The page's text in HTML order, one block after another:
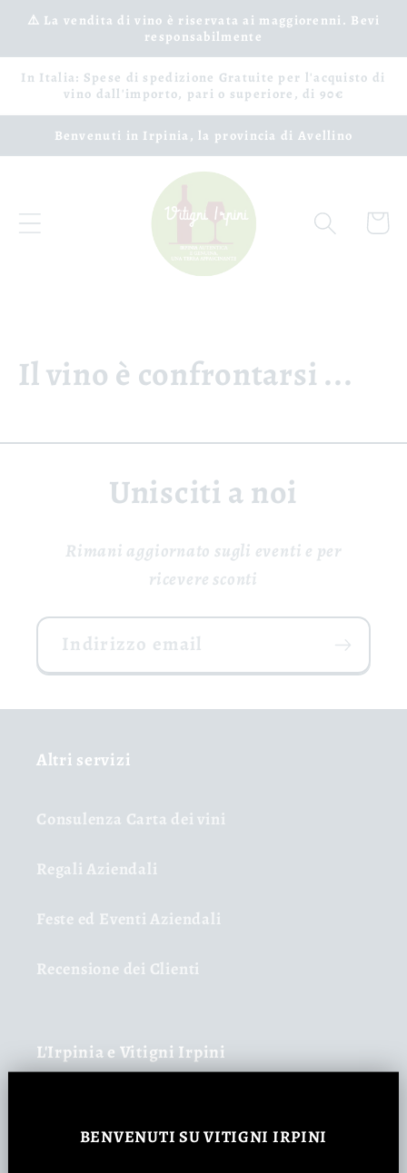
Vai
direttamente
⚠️ La vendita di vino è riservata ai maggiorenni. Bevi
responsabilmente
In Italia: Spese di spedizione Gratuite per l'acquisto di
vino dall'importo, pari o superiore, di 90€
Benvenuti in Irpinia, la provincia di Avellino
Carrello
Il vino è confrontarsi ...
Unisciti a noi
Rimani aggiornato sugli eventi e per
ricevere sconti
Indirizzo email
Altri servizi
Consulenza Carta dei vini
Regali Aziendali
Feste ed Eventi Aziendali
Recensione dei Clienti
L'Irpinia e Vitigni Irpini
BENVENUTI SU VITIGNI IRPINI